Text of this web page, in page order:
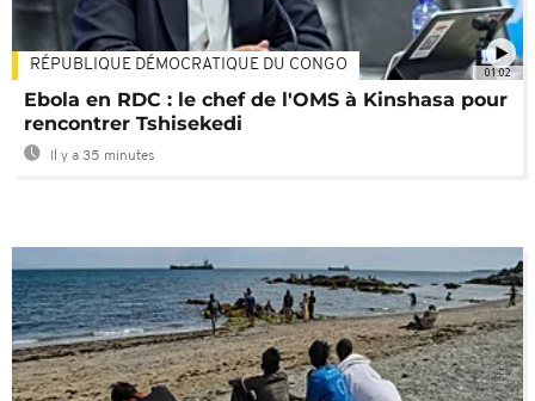
01:02
RÉPUBLIQUE DÉMOCRATIQUE DU CONGO
Ebola en RDC : le chef de l'OMS à Kinshasa pour
rencontrer Tshisekedi
Il y a 35 minutes